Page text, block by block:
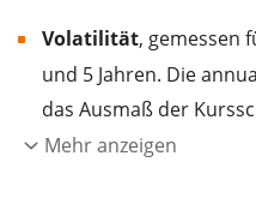
Volatilität, gemessen
und 5 Jahren. Die
das Ausmaß der
eines Jahres wider.
Mehr anzeigen